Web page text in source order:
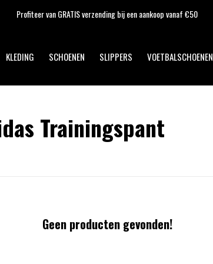
KLEDING SCHOENEN SLIPPERS VOETBALSCHOENEN
Profiteer van GRATIS verzending bij een aankoop vanaf €50
Trainingspant
Geen producten gevonden!